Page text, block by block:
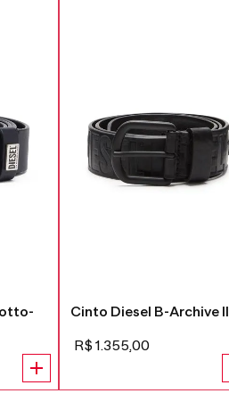
Cinto Diesel B-Archive II
R$ 1.355,00